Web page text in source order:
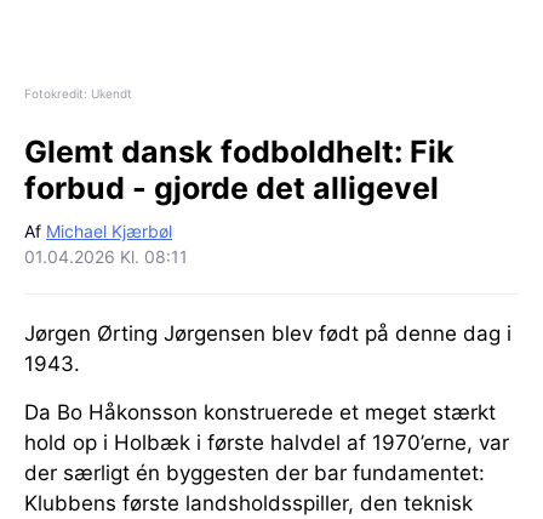
Fotokredit: Ukendt
Glemt dansk fodboldhelt: Fik
forbud - gjorde det alligevel
Af Michael Kjærbøl
01.04.2026 Kl. 08:11
Jørgen Ørting Jørgensen blev født på denne dag i
1943.
Da Bo Håkonsson konstruerede et meget stærkt
hold op i Holbæk i første halvdel af 1970’erne, var
der særligt én byggesten der bar fundamentet:
Klubbens første landsholdsspiller, den teknisk